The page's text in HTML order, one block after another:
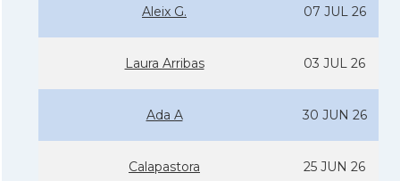
Aleix G. 07 JUL 26
Laura Arribas 03 JUL 26
Ada A 30 JUN 26
Calapastora 25 JUN 26